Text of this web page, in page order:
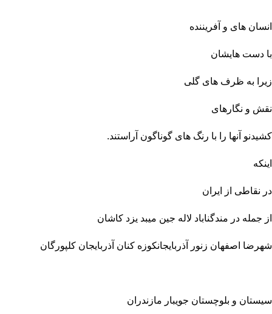
انسان های و آفریننده
با دست هایشان
زیرا به ظرف های گلی
نقش و نگارهای
کشیدنو آنها را با رنگ های گوناگون آراستند.
اینکه
در نقاطی از ایران
از جمله در مندگناباد لاله جین میبد یزد کاشان
شهرضا اصفهان زنور آذربایجانکوزه کنان آذربایجان کلپورگان
سیستان و بلوچستان جویبار مازندران